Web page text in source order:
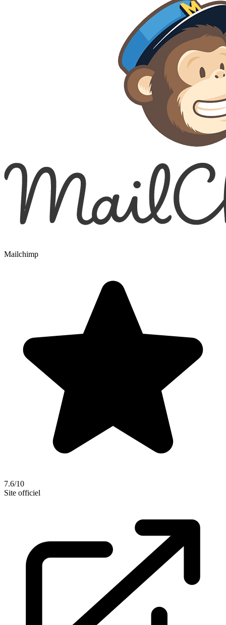
Mailchimp
7.6/10
Site officiel